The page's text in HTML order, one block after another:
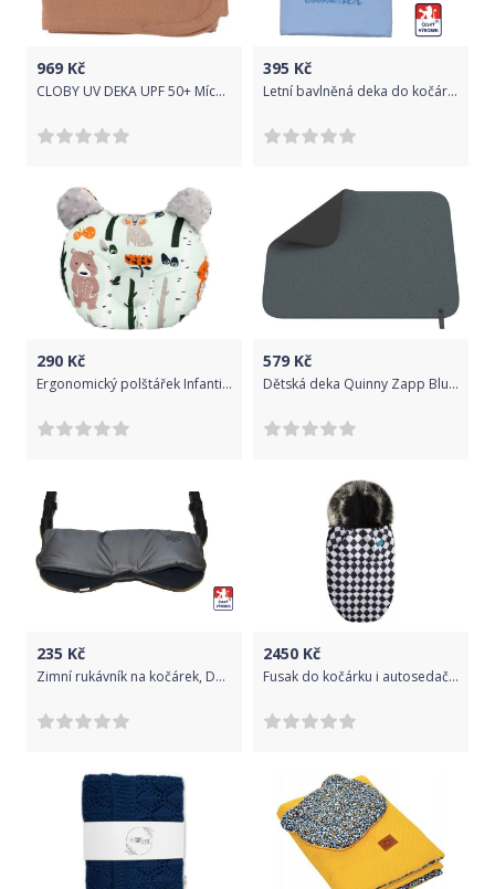
969 Kč
CLOBY UV DEKA UPF 50+ Míconut Brown
395 Kč
Letní bavlněná deka do kočárku se jménem Dětský svět DVOJITÁ Adámek
290 Kč
Ergonomický polštářek Infantilo medvídek grey/forest friends
579 Kč
Dětská deka Quinny Zapp Blush 2019
235 Kč
Zimní rukávník na kočárek, Dětský svět, LUX, šedá/nejtm.šedá
2450 Kč
Fusak do kočárku i autosedačky fleece - ŠACHOVNICE černo-bílá - Belisima